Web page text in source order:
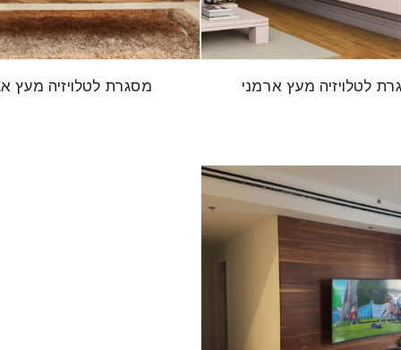
לטלויזיה מעץ ארמני מסגרת לטלויזיה מעץ